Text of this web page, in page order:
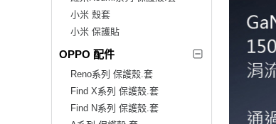
小米 殼套
小米 保護貼
OPPO 配件
Reno系列 保護殼.套
Find X系列 保護殼.套
Find N系列 保護殼.套